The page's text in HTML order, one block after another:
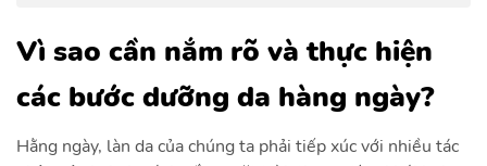
Vì sao cần nắm rõ và thực hiện
các bước dưỡng da hàng ngày?
Hằng ngày, làn da của chúng ta phải tiếp xúc với nhiều tác